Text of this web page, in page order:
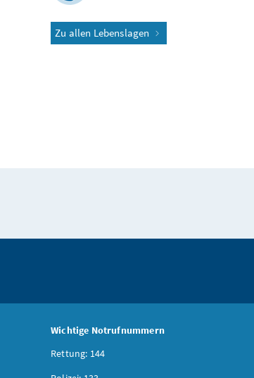
Zu allen Lebenslagen
Wichtige Notrufnummern
Rettung: 144